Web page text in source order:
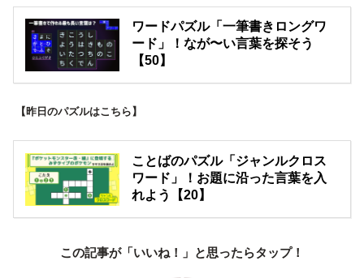
ワードパズル「一筆書きロングワ
ード」！なが〜い言葉を探そう
【50】
【昨日のパズルはこちら】
ことばのパズル「ジャンルクロス
ワード」！お題に沿った言葉を入
れよう【20】
この記事が「いいね！」と思ったらタップ！